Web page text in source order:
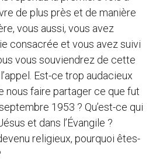
de plus près et de manière
vous aussi, vous avez
consacrée et vous avez suivi
vous souviendrez de cette
Est-ce trop audacieux
nous faire partager ce que fut
1953 ? Qu’est-ce qui
et dans l’Évangile ?
religieux, pourquoi êtes-